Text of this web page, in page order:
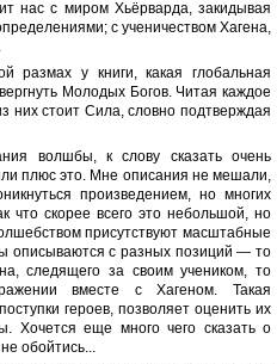
нас с миром Хьёрварда, закидывая
с ученичеством Хагена,
размах у книги, какая глобальная
Молодых Богов. Читая каждое
них стоит Сила, словно подтверждая
волшбы, к слову сказать очень
плюс это. Мне описания не мешали,
произведением, но многих
что скорее всего это небольшой, но
присутствуют масштабные
описываются с разных позиций — то
следящего за своим учеником, то
вместе с Хагеном. Такая
героев, позволяет оценить их
Хочется еще много чего сказать о
обойтись...